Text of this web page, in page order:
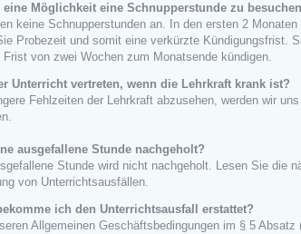
eine Möglichkeit eine Schnupperstunde zu
keine Schnupperstunden an. In den ersten 2
Probezeit und somit eine verkürzte Kündigungsfrist.
von zwei Wochen zum Monatsende kündigen.
Unterricht vertreten, wenn die Lehrkraft krank ist?
Fehlzeiten der Lehrkraft abzusehen, werden wir
ausgefallene Stunde nachgeholt?
Stunde wird nicht nachgeholt. Lesen Sie die
von Unterrichtsausfällen.
ich den Unterrichtsausfall erstattet?
Allgemeinen Geschäftsbedingungen im § 5 Absatz